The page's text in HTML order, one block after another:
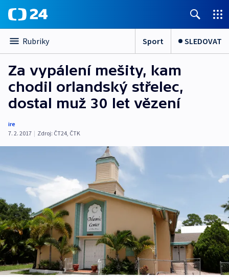
Rubriky Sport SLEDOVAT
Za vypálení mešity, kam
chodil orlandský střelec,
dostal muž 30 let vězení
ire
7. 2. 2017 | Zdroj: ČT24, ČTK